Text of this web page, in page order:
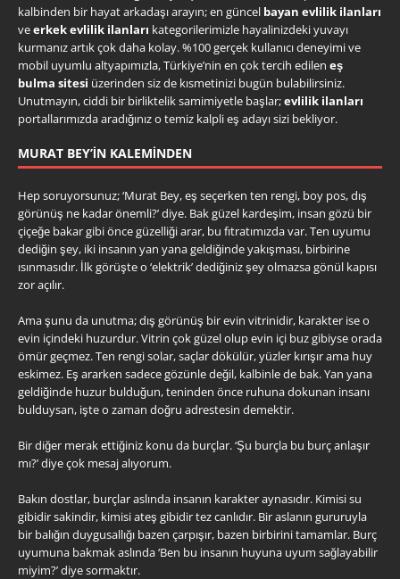
kalbinden bir hayat arkadaşı arayın; en güncel bayan evlilik ilanları
veerkek evlilik ilanları kategorilerimizle hayalinizdeki yuvayı
kurmanız artık çok daha kolay. %100 gerçek kullanıcı deneyimi ve
mobil uyumlu altyapımızla, Türkiye’nin en çok tercih edilen eş
bulma sitesi üzerinden siz de kısmetinizi bugün bulabilirsiniz.
Unutmayın, ciddi bir birliktelik samimiyetle başlar;evlilik ilanları
portallarımızda aradığınız o temiz kalpli eş adayı sizi bekliyor.
MURAT BEY’IN KALEMINDEN
Hep soruyorsunuz; ‘Murat Bey, eş seçerken ten rengi, boy pos, dış
görünüş ne kadar önemli?’ diye. Bak güzel kardeşim, insan gözü bir
çiçeğe bakar gibi önce güzelliği arar, bu fıtratımızda var. Ten uyumu
dediğin şey, iki insanın yan yana geldiğinde yakışması, birbirine
ısınmasıdır. İlk görüşte o ‘elektrik’ dediğiniz şey olmazsa gönül kapısı
zor açılır.
Ama şunu da unutma; dış görünüş bir evin vitrinidir, karakter ise o
evin içindeki huzurdur. Vitrin çok güzel olup evin içi buz gibiyse orada
ömür geçmez. Ten rengi solar, saçlar dökülür, yüzler kırışır ama huy
eskimez. Eş ararken sadece gözünle değil, kalbinle de bak. Yan yana
geldiğinde huzur bulduğun, teninden önce ruhuna dokunan insanı
bulduysan, işte o zaman doğru adrestesin demektir.
Bir diğer merak ettiğiniz konu da burçlar. ‘Şu burçla bu burç anlaşır
mı?’ diye çok mesaj alıyorum.
Bakın dostlar, burçlar aslında insanın karakter aynasıdır. Kimisi su
gibidir sakindir, kimisi ateş gibidir tez canlıdır. Bir aslanın gururuyla
bir balığın duygusallığı bazen çarpışır, bazen birbirini tamamlar. Burç
uyumuna bakmak aslında ‘Ben bu insanın huyuna uyum sağlayabilir
miyim?’ diye sormaktır.